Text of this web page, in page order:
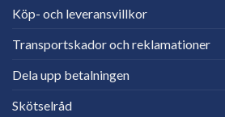
Köp- och leveransvillkor
Transportskador och reklamationer
Dela upp betalningen
Skötselråd